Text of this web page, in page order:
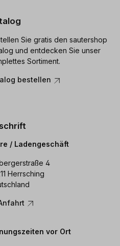
Sie gratis den sautershop
und entdecken Sie unser
Sortiment.
bestellen
/ Ladengeschäft
4
Herrsching
vor Ort